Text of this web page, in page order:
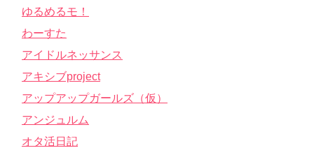
ゆるめるモ！
わーすた
アイドルネッサンス
アキシブproject
アップアップガールズ（仮）
アンジュルム
オタ活日記